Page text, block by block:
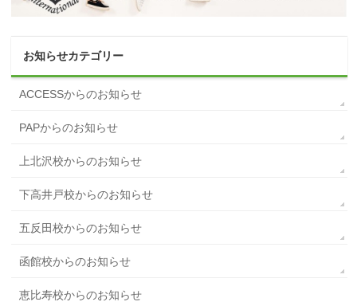
お知らせカテゴリー
ACCESSからのお知らせ
PAPからのお知らせ
上北沢校からのお知らせ
下高井戸校からのお知らせ
五反田校からのお知らせ
函館校からのお知らせ
恵比寿校からのお知らせ